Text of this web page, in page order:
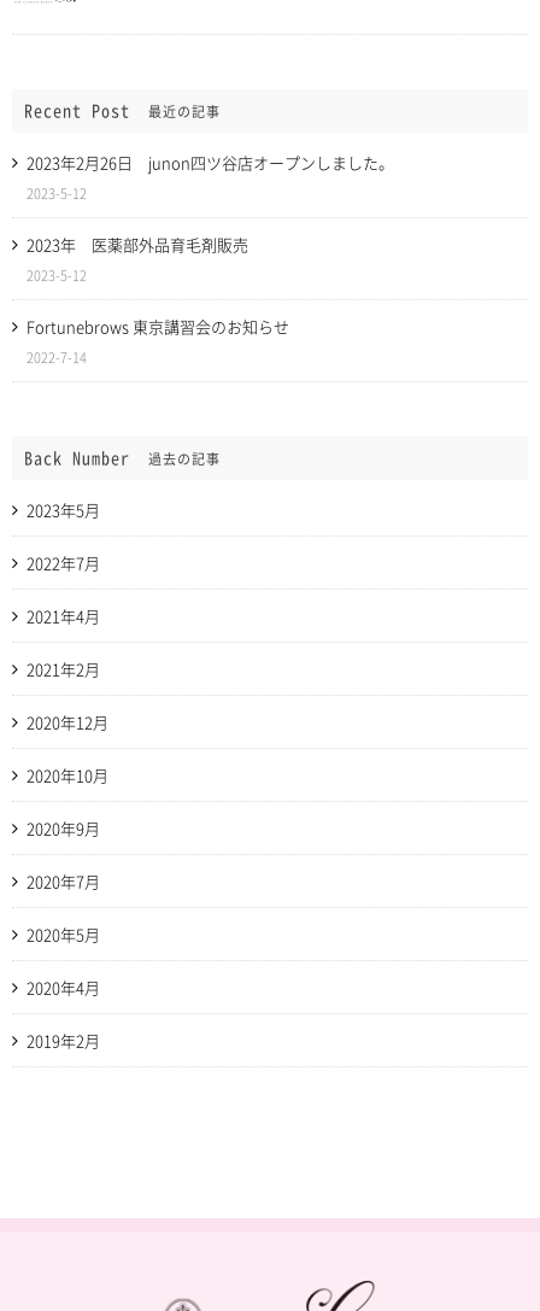
Recent Post 最近の記事
2023年2月26日 junon四ツ谷店オープンしました。
2023-5-12
2023年 医薬部外品育毛剤販売
2023-5-12
Fortunebrows 東京講習会のお知らせ
2022-7-14
Back Number 過去の記事
2023年5月
2022年7月
2021年4月
2021年2月
2020年12月
2020年10月
2020年9月
2020年7月
2020年5月
2020年4月
2019年2月